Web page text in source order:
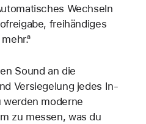
Wechseln
freihändiges
Sound an die
Versiegelung jedes In-
werden moderne
zu messen, was du